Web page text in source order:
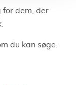
dem, der
du kan søge.